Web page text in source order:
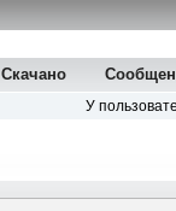
Скачано
У